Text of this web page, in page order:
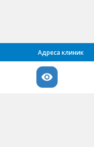
Адреса клиник